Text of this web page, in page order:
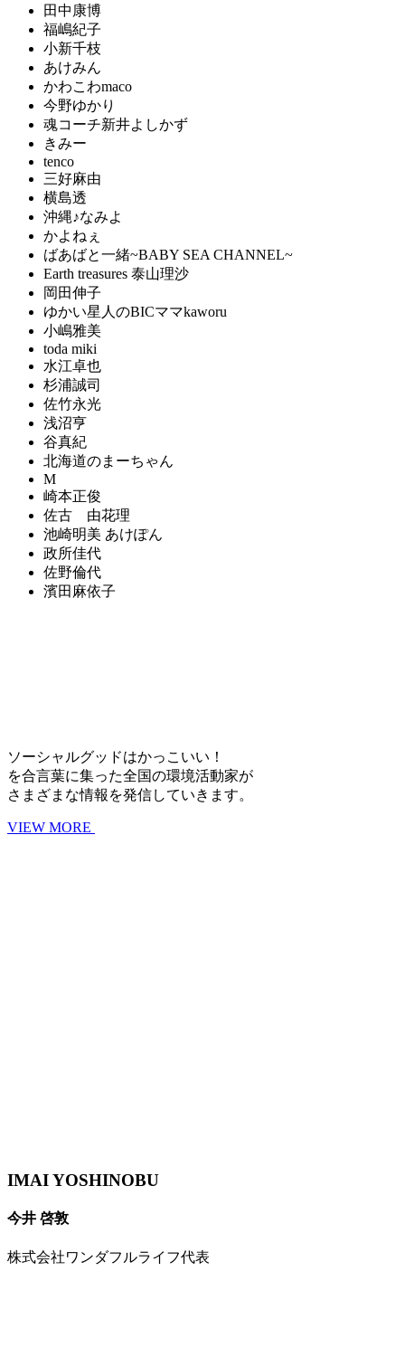
田中康博
福嶋紀子
小新千枝
あけみん
かわこわmaco
今野ゆかり
魂コーチ新井よしかず
きみー
tenco
三好麻由
横島透
沖縄♪なみよ
かよねぇ
ばあばと一緒~BABY SEA CHANNEL~
Earth treasures 泰山理沙
岡田伸子
ゆかい星人のBICママkaworu
小嶋雅美
toda miki
水江卓也
杉浦誠司
佐竹永光
浅沼亨
谷真紀
北海道のまーちゃん
M
崎本正俊
佐古 由花理
池崎明美 あけぽん
政所佳代
佐野倫代
濱田麻依子
ソーシャルグッドはかっこいい！
を合言葉に集った全国の環境活動家が
さまざまな情報を発信していきます。
VIEW MORE
IMAI YOSHINOBU
今井 啓敦
株式会社ワンダフルライフ代表